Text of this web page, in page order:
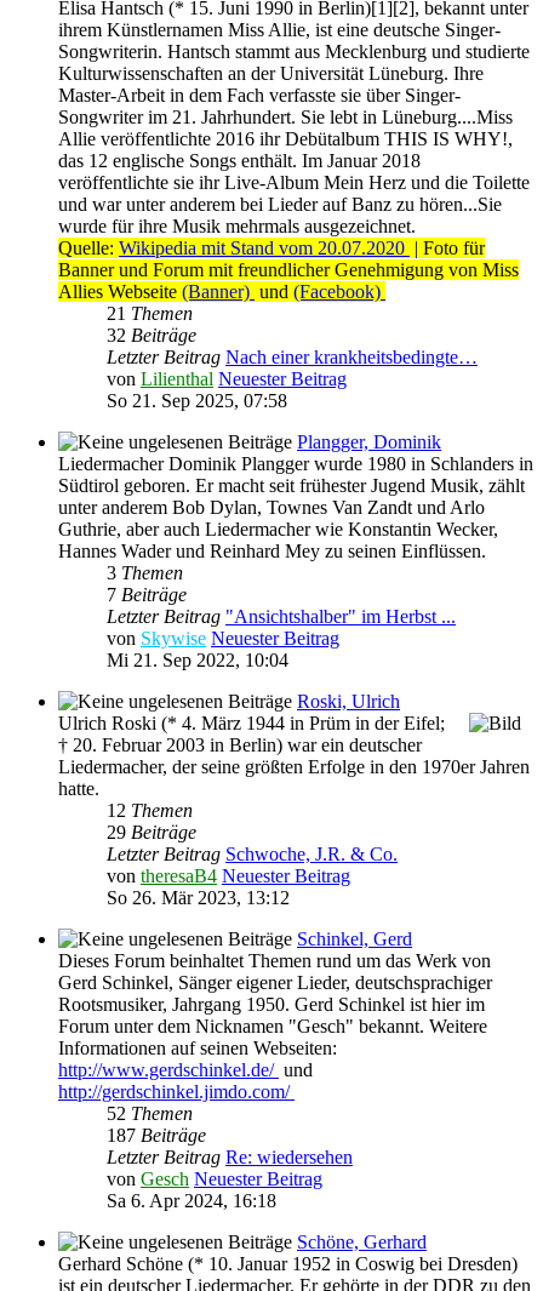
Elisa Hantsch (* 15. Juni 1990 in Berlin)[1][2], bekannt unter
ihrem Künstlernamen Miss Allie, ist eine deutsche Singer-
Songwriterin. Hantsch stammt aus Mecklenburg und studierte
Kulturwissenschaften an der Universität Lüneburg. Ihre
Master-Arbeit in dem Fach verfasste sie über Singer-
Songwriter im 21. Jahrhundert. Sie lebt in Lüneburg....Miss
Allie veröffentlichte 2016 ihr Debütalbum THIS IS WHY!,
das 12 englische Songs enthält. Im Januar 2018
veröffentlichte sie ihr Live-Album Mein Herz und die Toilette
und war unter anderem bei Lieder auf Banz zu hören...Sie
wurde für ihre Musik mehrmals ausgezeichnet.
Quelle: Wikipedia mit Stand vom 20.07.2020 | Foto für
Banner und Forum mit freundlicher Genehmigung von Miss
Allies Webseite (Banner) und (Facebook)
21 Themen
32 Beiträge
Letzter Beitrag Nach einer krankheitsbedingte…
von Lilienthal Neuester Beitrag
So 21. Sep 2025, 07:58
Plangger, Dominik
Liedermacher Dominik Plangger wurde 1980 in Schlanders in
Südtirol geboren. Er macht seit frühester Jugend Musik, zählt
unter anderem Bob Dylan, Townes Van Zandt und Arlo
Guthrie, aber auch Liedermacher wie Konstantin Wecker,
Hannes Wader und Reinhard Mey zu seinen Einflüssen.
3 Themen
7 Beiträge
Letzter Beitrag "Ansichtshalber" im Herbst ...
von Skywise Neuester Beitrag
Mi 21. Sep 2022, 10:04
Roski, Ulrich
Ulrich Roski (* 4. März 1944 in Prüm in der Eifel;
† 20. Februar 2003 in Berlin) war ein deutscher
Liedermacher, der seine größten Erfolge in den 1970er Jahren
hatte.
12 Themen
29 Beiträge
Letzter Beitrag Schwoche, J.R. & Co.
von theresaB4 Neuester Beitrag
So 26. Mär 2023, 13:12
Schinkel, Gerd
Dieses Forum beinhaltet Themen rund um das Werk von
Gerd Schinkel, Sänger eigener Lieder, deutschsprachiger
Rootsmusiker, Jahrgang 1950. Gerd Schinkel ist hier im
Forum unter dem Nicknamen "Gesch" bekannt. Weitere
Informationen auf seinen Webseiten:
http://www.gerdschinkel.de/ und
http://gerdschinkel.jimdo.com/
52 Themen
187 Beiträge
Letzter Beitrag Re: wiedersehen
von Gesch Neuester Beitrag
Sa 6. Apr 2024, 16:18
Schöne, Gerhard
Gerhard Schöne (* 10. Januar 1952 in Coswig bei Dresden)
ist ein deutscher Liedermacher. Er gehörte in der DDR zu den